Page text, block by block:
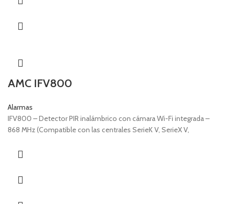
AMC IFV800
Alarmas
IFV800 – Detector PIR inalámbrico con cámara Wi-Fi integrada –
868 MHz (Compatible con las centrales SerieK V, SerieX V,